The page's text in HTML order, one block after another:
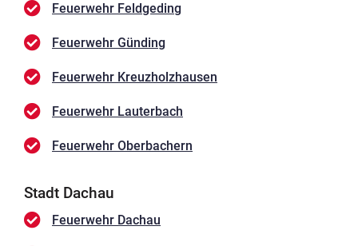
Feuerwehr Feldgeding
Feuerwehr Günding
Feuerwehr Kreuzholzhausen
Feuerwehr Lauterbach
Feuerwehr Oberbachern
Stadt Dachau
Feuerwehr Dachau